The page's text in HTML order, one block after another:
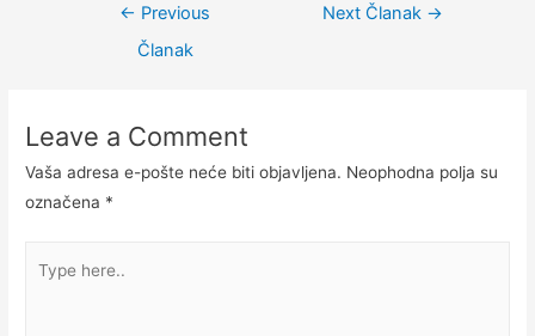
← Previous
Članak
Next Članak →
Leave a Comment
Vaša adresa e-pošte neće biti objavljena. Neophodna polja su
označena *